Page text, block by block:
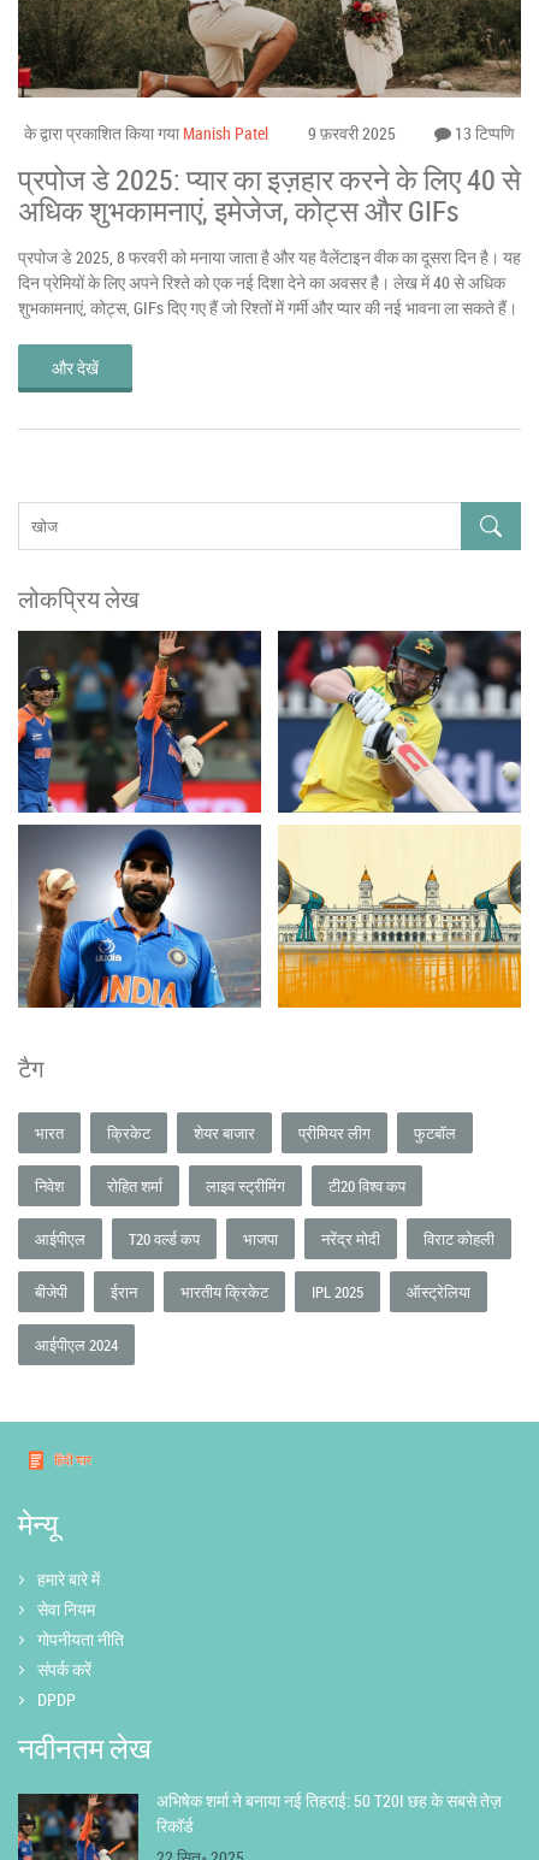
के द्वारा प्रकाशित किया गया Manish Patel 9 फ़रवरी 2025 13 टिप्पणि
प्रपोज डे 2025: प्यार का इज़हार करने के लिए 40 से
अधिक शुभकामनाएं, इमेजेज, कोट्स और GIFs
प्रपोज डे 2025, 8 फरवरी को मनाया जाता है और यह वैलेंटाइन वीक का दूसरा दिन है। यह
दिन प्रेमियों के लिए अपने रिश्ते को एक नई दिशा देने का अवसर है। लेख में 40 से अधिक
शुभकामनाएं, कोट्स, GIFs दिए गए हैं जो रिश्तों में गर्मी और प्यार की नई भावना ला सकते हैं।
और देखें
लोकप्रिय लेख
टैग
भारत क्रिकेट शेयर बाजार प्रीमियर लीग फुटबॉल
निवेश रोहित शर्मा लाइव स्ट्रीमिंग टी20 विश्व कप
आईपीएल T20 वर्ल्ड कप भाजपा नरेंद्र मोदी विराट कोहली
बीजेपी ईरान भारतीय क्रिकेट IPL 2025 ऑस्ट्रेलिया
आईपीएल 2024
मेन्यू
हमारे बारे में
सेवा नियम
गोपनीयता नीति
संपर्क करें
DPDP
नवीनतम लेख
अभिषेक शर्मा ने बनाया नई तिहराई: 50 T20I छह के सबसे तेज़
रिकॉर्ड